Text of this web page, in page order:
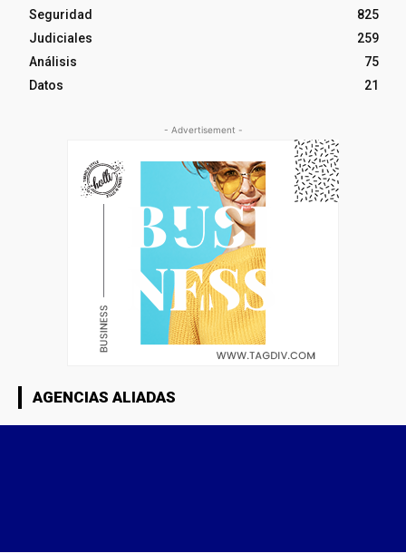
Seguridad
825
Judiciales
259
Análisis
75
Datos
21
- Advertisement -
AGENCIAS ALIADAS